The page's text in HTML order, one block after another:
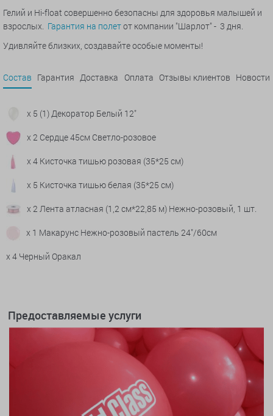
Гелий и Hi-float совершенно безопасны для здоровья малышей и
взрослых. Гарантия на полетот компании "Шарлот" - 3 дня.
Удивляйте близких, создавайте особые моменты!
Состав Гарантия Доставка Оплата Отзывы клиентов Новости
x 5 (1) Декоратор Белый 12"
x 2 Сердце 45см Светло-розовое
x 4 Кисточка тишью розовая (35*25 см)
x 5 Кисточка тишью белая (35*25 см)
x 2 Лента атласная (1,2 см*22,85 м) Нежно-розовый, 1 шт.
x 1 Макарунс Нежно-розовый пастель 24"/60см
x 4 Черный Оракал
Предоставляемые услуги